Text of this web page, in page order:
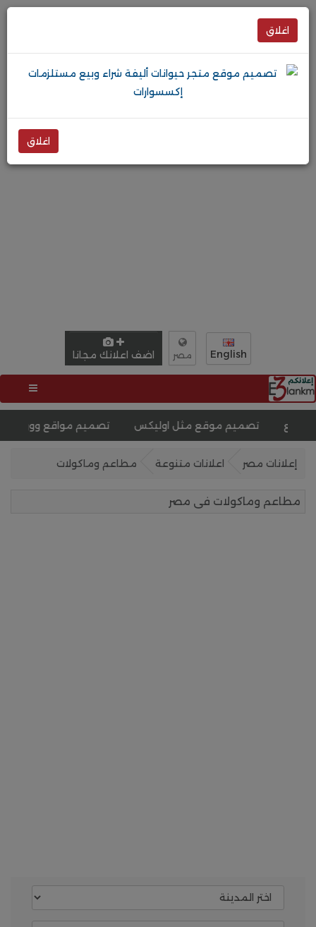
English مصر اضف اعلانك مجانا
تصميم موقع مثل اوليكس تصميم مواقع ووردبريس
إعلانات مصر اعلانات متنوعة مطاعم وماكولات
مطاعم وماكولات فى مصر
اغلاق
اغلاق